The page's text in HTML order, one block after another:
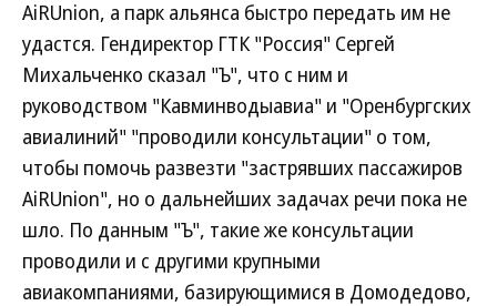
AiRUnion, а парк альянса быстро передать им не
удастся. Гендиректор ГТК "Россия" Сергей
Михальченко сказал "Ъ", что с ним и
руководством "Кавминводыавиа" и "Оренбургских
авиалиний" "проводили консультации" о том,
чтобы помочь развезти "застрявших пассажиров
AiRUnion", но о дальнейших задачах речи пока не
шло. По данным "Ъ", такие же консультации
проводили и с другими крупными
авиакомпаниями, базирующимися в Домодедово,